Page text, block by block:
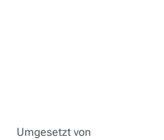
Umgesetzt von